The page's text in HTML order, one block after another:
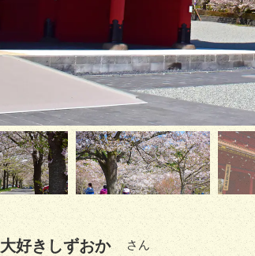
大好きしずおか さん